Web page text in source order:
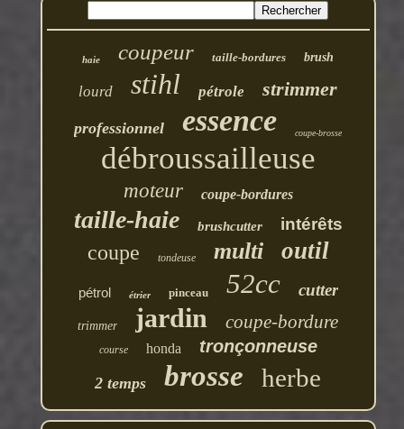
haie coupeur taille-bordures brush
lourd stihl pétrole strimmer
professionnel essence coupe-brosse
débroussailleuse
moteur coupe-bordures
taille-haie brushcutter intérêts
coupe tondeuse multi outil
pétrol étrier pinceau 52cc cutter
trimmer jardin coupe-bordure
course honda tronçonneuse
2 temps brosse herbe